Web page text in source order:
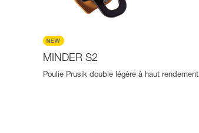
MINDER S2
Poulie Prusik double légère à haut rendement